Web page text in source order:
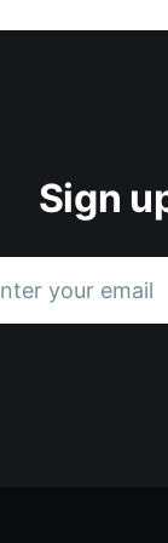
Sign
your email